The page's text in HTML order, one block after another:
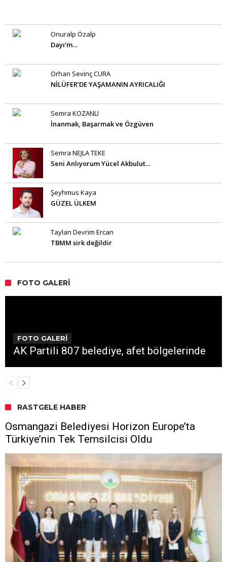
Onuralp Özalp
Dayı’m…
Orhan Sevinç CURA
NİLÜFER’DE YAŞAMANIN AYRICALIĞI
Semra KOZANLI
İnanmak, Başarmak ve Özgüven
Semra NEJLA TEKE
Seni Anlıyorum Yücel Akbulut…
Şeyhmus Kaya
GÜZEL ÜLKEM
Taylan Devrim Ercan
TBMM sirk değildir
FOTO GALERI
FOTO GALERİ
AK Partili 807 belediye, afet bölgelerinde
RASTGELE HABER
Osmangazi Belediyesi Horizon Europe’ta
Türkiye’nin Tek Temsilcisi Oldu